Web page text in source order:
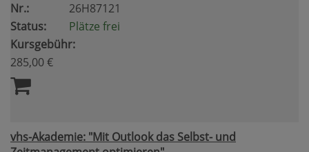
Nr.:
26H87121
Status:
Plätze frei
Kursgebühr:
285,00 €
vhs-Akademie: "Mit Outlook das Selbst- und